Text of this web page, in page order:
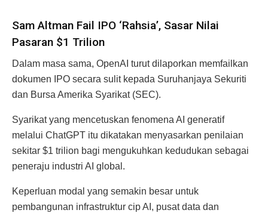
Sam Altman Fail IPO ‘Rahsia’, Sasar Nilai
Pasaran $1 Trilion
Dalam masa sama, OpenAI turut dilaporkan memfailkan
dokumen IPO secara sulit kepada Suruhanjaya Sekuriti
dan Bursa Amerika Syarikat (SEC).
Syarikat yang mencetuskan fenomena AI generatif
melalui ChatGPT itu dikatakan menyasarkan penilaian
sekitar $1 trilion bagi mengukuhkan kedudukan sebagai
peneraju industri AI global.
Keperluan modal yang semakin besar untuk
pembangunan infrastruktur cip AI, pusat data dan